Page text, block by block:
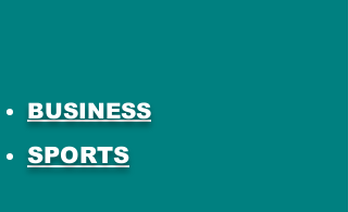
BUSINESS
SPORTS